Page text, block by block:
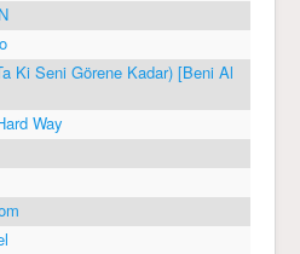
Ki Seni Görene Kadar) [Beni Al
Way